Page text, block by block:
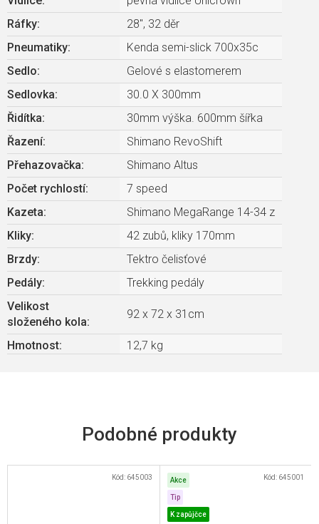
Ráfky:
28", 32 děr
Pneumatiky:
Kenda semi-slick 700x35c
Sedlo:
Gelové s elastomerem
Sedlovka:
30.0 X 300mm
Řidítka:
30mm výška. 600mm šířka
Řazení:
Shimano RevoShift
Přehazovačka:
Shimano Altus
Počet rychlostí:
7 speed
Kazeta:
Shimano MegaRange 14-34 z
Kliky:
42 zubů, kliky 170mm
Brzdy:
Tektro čelisťové
Pedály:
Trekking pedály
Velikost
složeného kola:
92 x 72 x 31cm
Hmotnost: 12,7 kg
Kód: 645003 Akce
Tip
K zapůjčce
Kód: 645001